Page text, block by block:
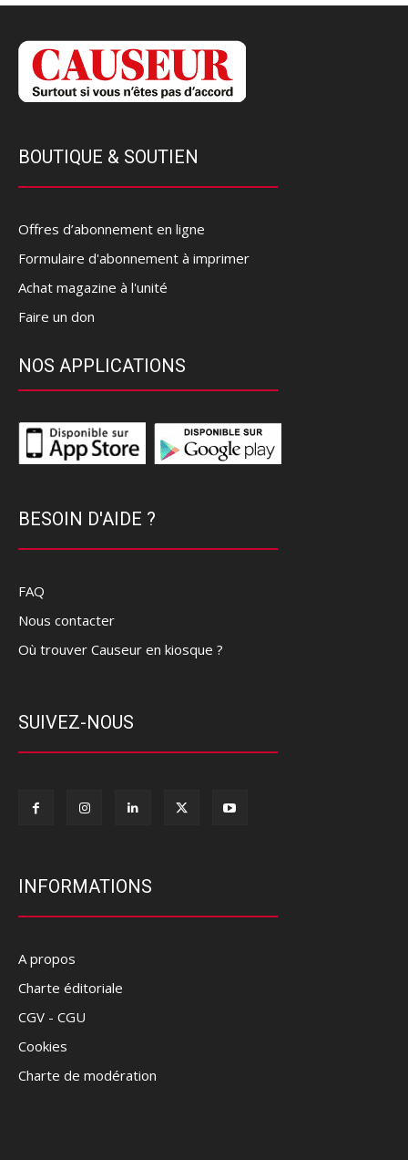
BOUTIQUE & SOUTIEN
Offres d’abonnement en ligne
Formulaire d'abonnement à imprimer
Achat magazine à l'unité
Faire un don
NOS APPLICATIONS
BESOIN D'AIDE ?
FAQ
Nous contacter
Où trouver Causeur en kiosque ?
SUIVEZ-NOUS
INFORMATIONS
A propos
Charte éditoriale
CGV - CGU
Cookies
Charte de modération